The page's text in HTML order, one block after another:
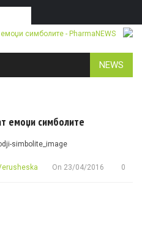
NEWS
емоџи симболите
On 23/04/2016 0